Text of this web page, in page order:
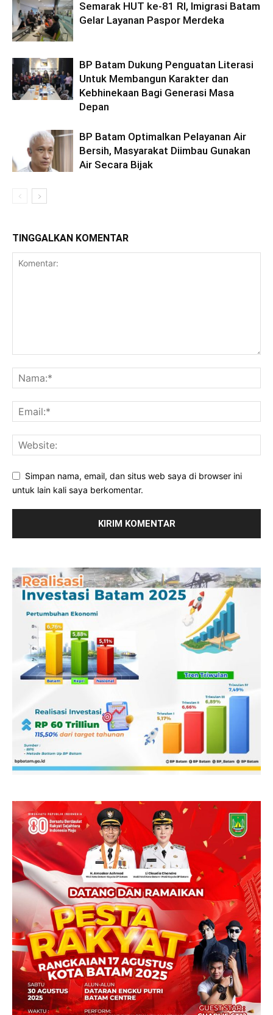
Semarak HUT ke-81 RI, Imigrasi Batam
Gelar Layanan Paspor Merdeka
BP Batam Dukung Penguatan Literasi
Untuk Membangun Karakter dan
Kebhinekaan Bagi Generasi Masa
Depan
BP Batam Optimalkan Pelayanan Air
Bersih, Masyarakat Diimbau Gunakan
Air Secara Bijak
TINGGALKAN KOMENTAR
Simpan nama, email, dan situs web saya di browser ini
untuk lain kali saya berkomentar.